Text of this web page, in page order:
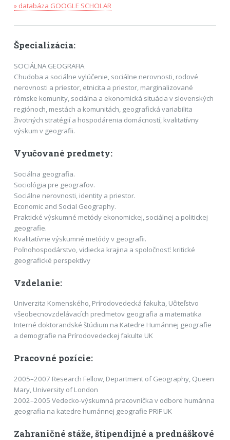
» databáza GOOGLE SCHOLAR
Špecializácia:
SOCIÁLNA GEOGRAFIA
Chudoba a sociálne vylúčenie, sociálne nerovnosti, rodové
nerovnosti a priestor, etnicita a priestor, marginalizované
rómske komunity, sociálna a ekonomická situácia v slovenských
regiónoch, mestách a komunitách, geografická variabilita
životných stratégií a hospodárenia domácností, kvalitatívny
výskum v geografii.
Vyučované predmety:
Sociálna geografia.
Sociológia pre geografov.
Sociálne nerovnosti, identity a priestor.
Economic and Social Geography.
Praktické výskumné metódy ekonomickej, sociálnej a politickej
geografie.
Kvalitatívne výskumné metódy v geografii.
Poľnohospodárstvo, vidiecka krajina a spoločnosť: kritické
geografické perspektívy
Vzdelanie:
Univerzita Komenského, Prírodovedecká fakulta, Učiteľstvo
všeobecnovzdelávacích predmetov geografia a matematika
Interné doktorandské štúdium na Katedre Humánnej geografie
a demografie na Prírodovedeckej fakulte UK
Pracovné pozície:
2005–2007 Research Fellow, Department of Geography, Queen
Mary, University of London
2002–2005 Vedecko-výskumná pracovníčka v odbore humánna
geografia na katedre humánnej geografie PRIF UK
Zahraničné stáže, štipendijné a prednáškové